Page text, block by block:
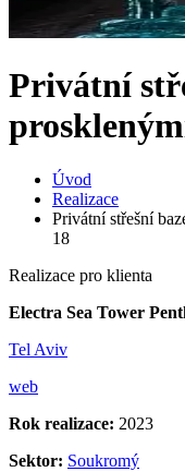
Privátní
Úvod
Realizace
Privátní střešní
18
Realizace pro klienta
Electra Sea Tower
Tel Aviv
web
Rok realizace: 2023
Sektor: Soukromý